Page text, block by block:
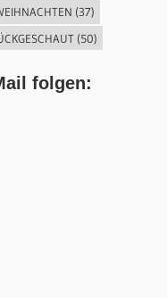
(37)
(50)
folgen: